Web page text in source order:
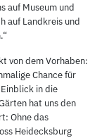
auf Museum und
auf Landkreis und
von dem Vorhaben:
Chance für
in die
hat uns den
Ohne das
Heidecksburg